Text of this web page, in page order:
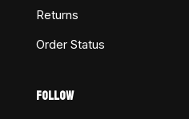
Returns
Order Status
FOLLOW